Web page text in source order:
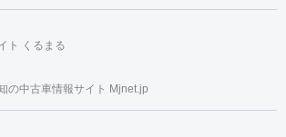
ト くるまる
の中古車情報サイト Mjnet.jp